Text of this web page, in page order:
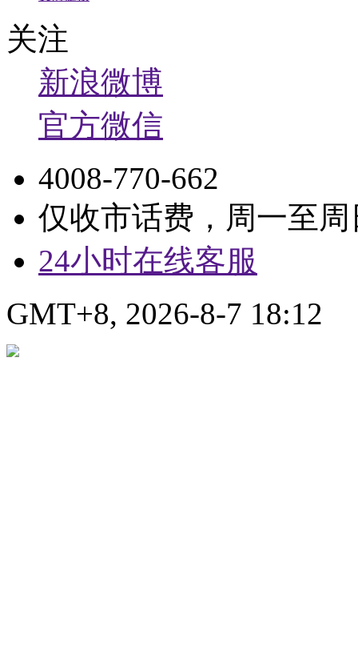
关注
新浪微博
官方微信
4008-770-662
仅收市话费，周一至周
24小时在线客服
GMT+8, 2026-8-7 18:12